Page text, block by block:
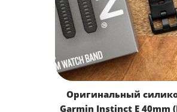
Оригинальный
Garmin Instinct E 40mm